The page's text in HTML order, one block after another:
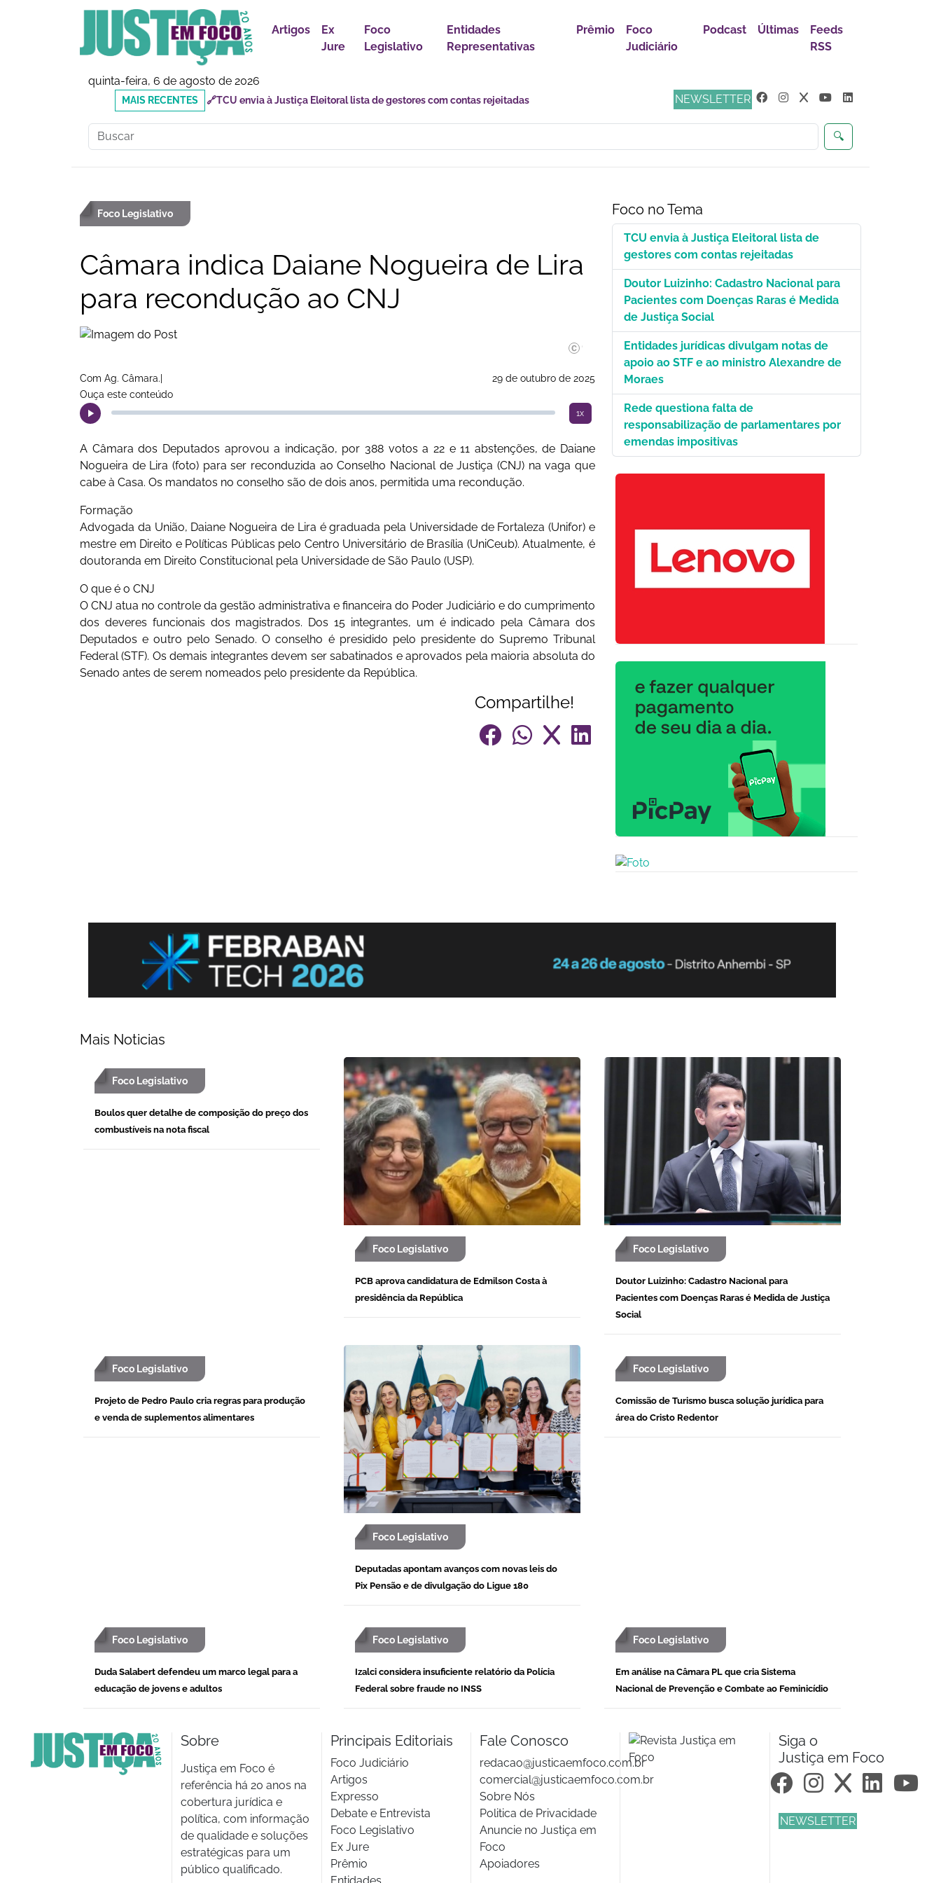
Artigos
Ex
Jure
Foco
Legislativo
Entidades
Representativas
Prêmio
Foco
Judiciário
Podcast Últimas
Feeds
RSS
quinta-feira, 6 de agosto de 2026
NEWSLETTER
🔍
MAIS
RECENTES
🔗Doutor Luizinho: Cadastro Nacional para Pacientes com Doenças Raras é Medida de Justiça
Social
Foco Legislativo
Câmara indica Daiane Nogueira de Lira
para recondução ao CNJ
©Myke Sena/Ag. Câmara.
Com Ag. Câmara.|
29 de outubro de 2025
Ouça este conteúdo
1x
A Câmara dos Deputados aprovou a indicação, por 388 votos a 22 e 11 abstenções, de Daiane
Nogueira de Lira (foto) para ser reconduzida ao Conselho Nacional de Justiça (CNJ) na vaga que
cabe à Casa. Os mandatos no conselho são de dois anos, permitida uma recondução.
Formação
Advogada da União, Daiane Nogueira de Lira é graduada pela Universidade de Fortaleza (Unifor) e
mestre em Direito e Políticas Públicas pelo Centro Universitário de Brasília (UniCeub). Atualmente, é
doutoranda em Direito Constitucional pela Universidade de São Paulo (USP).
O que é o CNJ
O CNJ atua no controle da gestão administrativa e financeira do Poder Judiciário e do cumprimento
dos deveres funcionais dos magistrados. Dos 15 integrantes, um é indicado pela Câmara dos
Deputados e outro pelo Senado. O conselho é presidido pelo presidente do Supremo Tribunal
Federal (STF). Os demais integrantes devem ser sabatinados e aprovados pela maioria absoluta do
Senado antes de serem nomeados pelo presidente da República.
Compartilhe!
Foco no Tema
TCU envia à Justiça Eleitoral lista de
gestores com contas rejeitadas
Doutor Luizinho: Cadastro Nacional para
Pacientes com Doenças Raras é Medida
de Justiça Social
Entidades jurídicas divulgam notas de
apoio ao STF e ao ministro Alexandre de
Moraes
Rede questiona falta de
responsabilização de parlamentares por
emendas impositivas
Mais Noticias
Foco Legislativo
Boulos quer detalhe de composição do preço dos
combustíveis na nota fiscal
Foco Legislativo
PCB aprova candidatura de Edmilson Costa à
presidência da República
Foco Legislativo
Doutor Luizinho: Cadastro Nacional para
Pacientes com Doenças Raras é Medida de Justiça
Social
Foco Legislativo
Projeto de Pedro Paulo cria regras para produção
e venda de suplementos alimentares
Foco Legislativo
Deputadas apontam avanços com novas leis do
Pix Pensão e de divulgação do Ligue 180
Foco Legislativo
Comissão de Turismo busca solução jurídica para
área do Cristo Redentor
Foco Legislativo
Duda Salabert defendeu um marco legal para a
educação de jovens e adultos
Foco Legislativo
Izalci considera insuficiente relatório da Polícia
Federal sobre fraude no INSS
Foco Legislativo
Em análise na Câmara PL que cria Sistema
Nacional de Prevenção e Combate ao Feminicídio
Sobre
Justiça em Foco é
referência há 20 anos na
cobertura jurídica e
política, com informação
de qualidade e soluções
estratégicas para um
público qualificado.
Principais Editoriais
Foco Judiciário
Artigos
Expresso
Debate e Entrevista
Foco Legislativo
Ex Jure
Prêmio
Entidades
Fale Conosco
redacao@justicaemfoco.com.br
comercial@justicaemfoco.com.br
Sobre Nós
Politica de Privacidade
Anuncie no Justiça em
Foco
Apoiadores
Siga o
Justiça em Foco
NEWSLETTER